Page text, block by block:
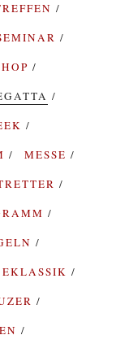
MESSE